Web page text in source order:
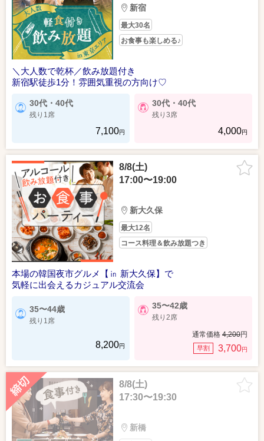
新宿
最大30名
お食事も楽しめる♪
＼大人数で乾杯／飲み放題付き
新宿駅徒歩1分！雰囲気重視の方向け♡
30代・40代
残り1席
7,100円
30代・40代
残り3席
4,000円
8/8(土)
17:00〜19:00
新大久保
最大12名
コース料理＆飲み放題つき
本場の韓国夜市グルメ【㏌ 新大久保】で
気軽に出会えるカジュアル交流会
35〜44歳
残り1席
8,200円
35〜42歳
残り2席
通常価格 4,200円
早割 3,700円
8/8(土)
17:30〜19:30
新橋